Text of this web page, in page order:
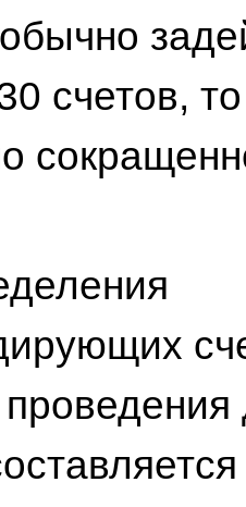
счетов,